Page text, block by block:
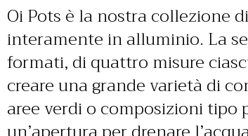
Oi Pots è la nostra collezione di
interamente in alluminio. La
formati, di quattro misure
creare una grande varietà di
aree verdi o composizioni